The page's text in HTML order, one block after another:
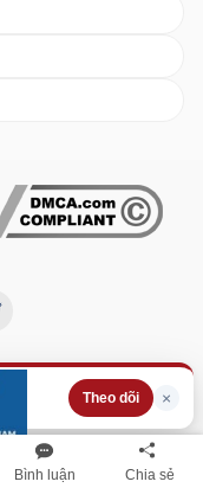
Bình luận Chia sẻ
Theo dõi ×